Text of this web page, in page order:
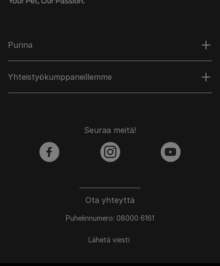
Purina
Yhteistyökumppaneillemme
Ota yhteyttä
Puhelinnumero: 08000 6161
Lähetä viesti
Seuraa meitä!
facebook instagram youtube